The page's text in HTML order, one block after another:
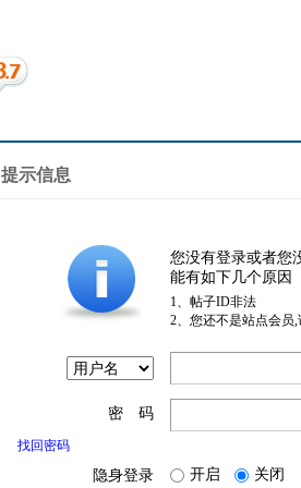
提示信息
您没有登录或者您
能有如下几个原因
1、帖子ID非法
2、您还不是站点会员
密 码
找回密码
隐身登录 开启 关闭